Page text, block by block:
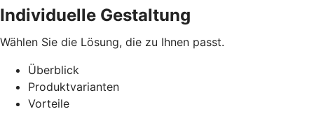
Individuelle Gestaltung
Wählen Sie die Lösung, die zu Ihnen passt.
Überblick
Produktvarianten
Vorteile